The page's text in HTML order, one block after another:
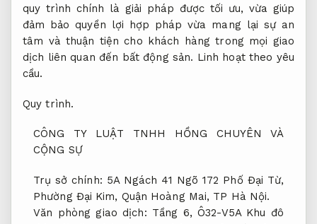
quy trình chính là giải pháp được tối ưu, vừa giúp
đảm bảo quyền lợi hợp pháp vừa mang lại sự an
tâm và thuận tiện cho khách hàng trong mọi giao
dịch liên quan đến bất động sản. Linh hoạt theo yêu
cầu.
Quy trình.
CÔNG TY LUẬT TNHH HỒNG CHUYÊN VÀ
CỘNG SỰ
Trụ sở chính: 5A Ngách 41 Ngõ 172 Phố Đại Từ,
Phường Đại Kim, Quận Hoàng Mai, TP Hà Nội.
Văn phòng giao dịch: Tầng 6, Ô32-V5A Khu đô